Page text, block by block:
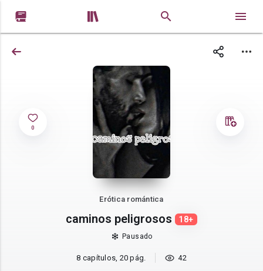
 
0
Erótica romántica
caminos peligrosos 18+
Pausado
8 capítulos, 20 pág. 42